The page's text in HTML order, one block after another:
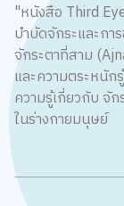
"หนังสือ Third
บำบัดจักระและก
จักระตาที่สาม
และความตระหนั
ความรู้เกี่ยวกับ จั
ในร่างกายมนุษย์